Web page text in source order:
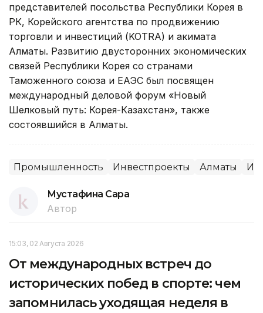
представителей посольства Республики Корея в
РК, Корейского агентства по продвижению
торговли и инвестиций (KOTRA) и акимата
Алматы. Развитию двусторонних экономических
связей Республики Корея со странами
Таможенного союза и ЕАЭС был посвящен
международный деловой форум «Новый
Шелковый путь: Корея-Казахстан», также
состоявшийся в Алматы.
Промышленность Инвестпроекты Алматы
Мустафина Сара
Автор
15:03, 02 Августа 2026
От международных встреч до
исторических побед в спорте: чем
запомнилась уходящая неделя в